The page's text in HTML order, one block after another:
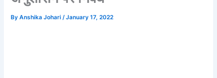
ByAnshika Johari/January 17, 2022